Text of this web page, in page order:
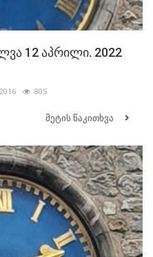
12 აპრილი. 2022
805
მეტის წაკითხვა